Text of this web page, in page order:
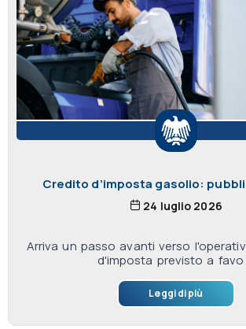
Credito d’imposta gasolio:
24 luglio 2026
Arriva un passo avanti verso
d'imposta previsto a favo
Leggi di più